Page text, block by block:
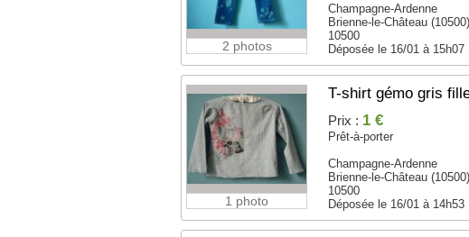
2 photos
Champagne-Ardenne
Brienne-le-Château
10500
Déposée le 16/01 à 15h07
1 photo
T-shirt gémo gris
Prix : 1 €
Prêt-à-porter
Champagne-Ardenne
Brienne-le-Château
10500
Déposée le 16/01 à 14h53